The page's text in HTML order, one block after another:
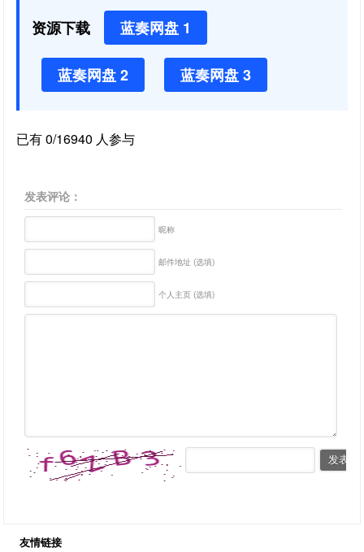
资源下载 蓝奏网盘 1
蓝奏网盘 2 蓝奏网盘 3
已有 0/16940 人参与
发表评论：
昵称
邮件地址 (选填)
个人主页 (选填)
友情链接